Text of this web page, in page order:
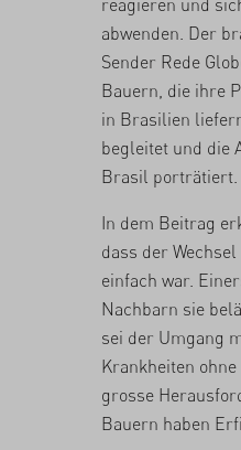
abwenden. Der
Sender Rede
Bauern, die ihre
in Brasilien
begleitet und die
Brasil porträtiert.
In dem Beitrag
dass der
einfach war.
Nachbarn sie
sei der Umgang
Krankheiten
grosse
Bauern haben